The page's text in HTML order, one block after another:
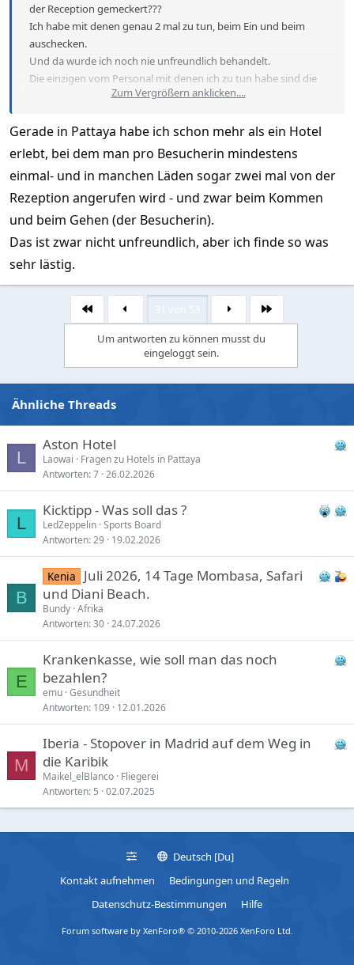
der Reception gemeckert???
Ich habe mit denen genau 2 mal zu tun, beim Ein und beim
auschecken.
Und da wurde ich noch nie unfreundlich behandelt.
Die einzigen vom Personal mit denen ich zu tun habe sind die
Zimmermädels und die sind super freundlich und sehr Service
Das gilt übrigens für alle Hotels in den ich gewohnt habe, egal
N
Zum Vergrößern anklicken....
Gerade in Pattaya habe ich schon mehr als ein Hotel
erlebt, bei dem man pro Besucherin mindestens
einmal- und in manchen Läden sogar zwei mal von der
Rezeption angerufen wird - und zwar beim Kommen
und beim Gehen (der Besucherin).
Das ist zwar nicht unfreundlich, aber ich finde so was
sehr lästig.
Erste
Letzte
Um antworten zu können musst du
eingeloggt sein.
Ähnliche Threads
L
Aston Hotel
Laowai
Fragen zu Hotels in Pattaya
Antworten 7 26.02.2026
L
Kicktipp - Was soll das ?
LedZeppelin Sports Board
Antworten 29 19.02.2026
B
Kenia
Juli 2026, 14 Tage Mombasa, Safari
und Diani Beach.
Bundy Afrika
Antworten 30 24.07.2026
E
Krankenkasse, wie soll man das noch
bezahlen?
emu Gesundheit
Antworten 109 12.01.2026
M
Iberia - Stopover in Madrid auf dem Weg in
die Karibik
Maikel_elBlanco Fliegerei
Antworten 5 02.07.2025
Deutsch [Du]
Kontakt aufnehmen
Bedingungen und Regeln
Datenschutz-Bestimmungen
Hilfe
Forum software by XenForo® © 2010-2026 XenForo Ltd.